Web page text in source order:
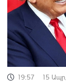
19:57 15